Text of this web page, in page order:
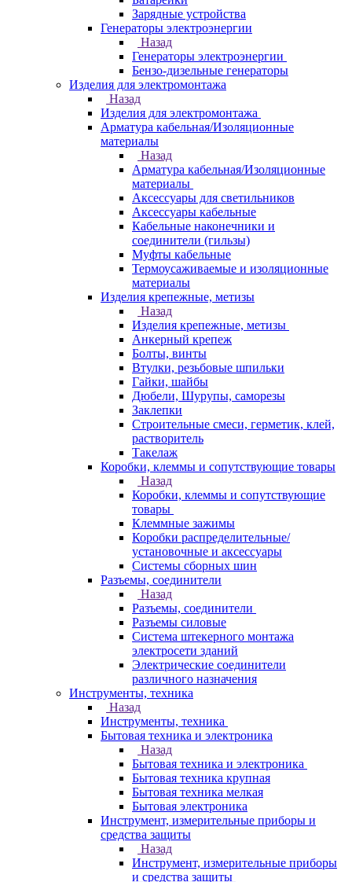
Зарядные устройства
Генераторы электроэнергии
Назад
Генераторы электроэнергии
Бензо-дизельные генераторы
Изделия для электромонтажа
Назад
Изделия для электромонтажа
Арматура кабельная/Изоляционные
материалы
Назад
Арматура кабельная/Изоляционные
материалы
Аксессуары для светильников
Аксессуары кабельные
Кабельные наконечники и
соединители (гильзы)
Муфты кабельные
Термоусаживаемые и изоляционные
материалы
Изделия крепежные, метизы
Назад
Изделия крепежные, метизы
Анкерный крепеж
Болты, винты
Втулки, резьбовые шпильки
Гайки, шайбы
Дюбели, Шурупы, саморезы
Заклепки
Строительные смеси, герметик, клей,
растворитель
Такелаж
Коробки, клеммы и сопутствующие товары
Назад
Коробки, клеммы и сопутствующие
товары
Клеммные зажимы
Коробки распределительные/
установочные и аксессуары
Системы сборных шин
Разъемы, соединители
Назад
Разъемы, соединители
Разъемы силовые
Система штекерного монтажа
электросети зданий
Электрические соединители
различного назначения
Инструменты, техника
Назад
Инструменты, техника
Бытовая техника и электроника
Назад
Бытовая техника и электроника
Бытовая техника крупная
Бытовая техника мелкая
Бытовая электроника
Инструмент, измерительные приборы и
средства защиты
Назад
Инструмент, измерительные приборы
и средства защиты